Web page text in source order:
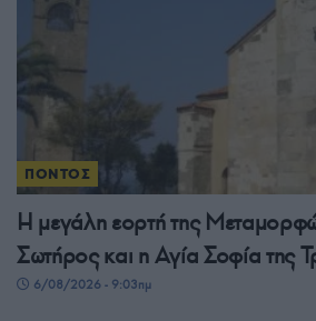
ΠΟΝΤΟΣ
Η μεγάλη εορτή της
Σωτήρος και η Αγία Σοφία της
6/08/2026 - 9:03πμ